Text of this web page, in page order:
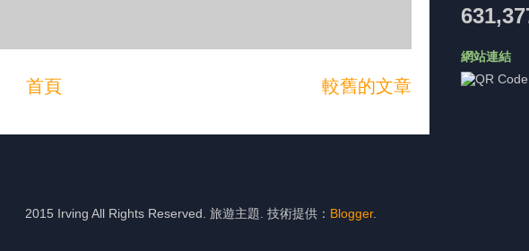
較舊的文章
首頁
網站連結
2015 Irving All Rights Reserved. 旅遊主題. 技術提供： Blogger.